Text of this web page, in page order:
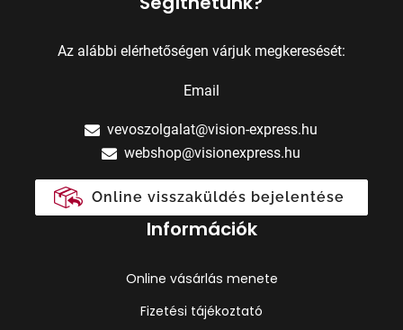
Az alábbi elérhetőségen várjuk megkeresését:
Email
vevoszolgalat@vision-express.hu
webshop@visionexpress.hu
Online visszaküldés bejelentése
Információk
Online vásárlás menete
Fizetési tájékoztató